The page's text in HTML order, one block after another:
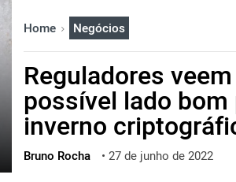
中文
한국어
العربية
ไทย
ქართული
Home Negócios
Reguladores veem
possível lado bom
inverno
Bruno Rocha • 27 de junho de 2022